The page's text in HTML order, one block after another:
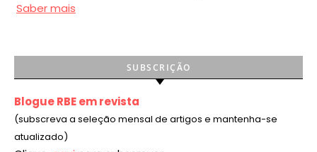
Saber mais
SUBSCRIÇÃO
Blogue RBE em revista
(subscreva a seleção mensal de artigos e mantenha-se
atualizado)